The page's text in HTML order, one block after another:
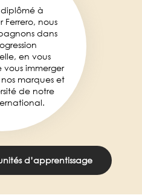
à
nous
dans
en vous
immerger
marques et
de notre
d’apprentissage